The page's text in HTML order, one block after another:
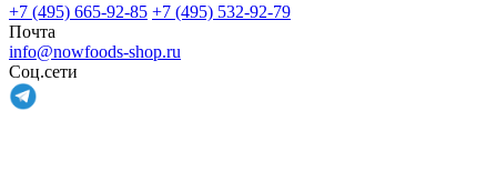
+7 (495) 665-92-85 +7 (495) 532-92-79
Почта
info@nowfoods-shop.ru
Соц.сети